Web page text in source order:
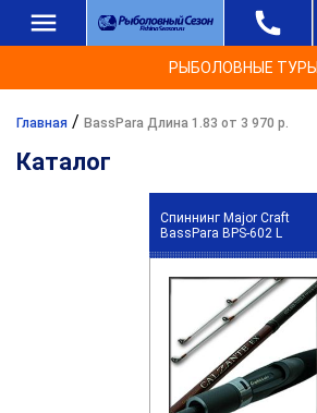
РЫБОЛОВНЫЕ ТУРЫ
Главная / BassPara Длина 1.83 от 3 970 р.
Каталог
Спиннинг Major Craft
BassPara BPS-602 L